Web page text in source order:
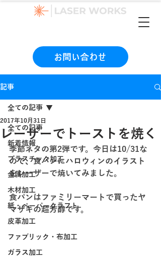
お問い合わせ
記事
全ての記事
新着情報
プラスチック加工
金属加工
木材加工
紙・ペーパークラフト
皮革加工
ファブリック・布加工
ガラス加工
全ての記事
レーザーでトーストを焼く
2017年10月31日
季節ネタの第2弾です。今日は10/31な
ので、食パンにハロウィンのイラスト
をレーザーで焼いてみました。
食パンはファミリーマートで買ったヤ
マザキの超芳醇です。